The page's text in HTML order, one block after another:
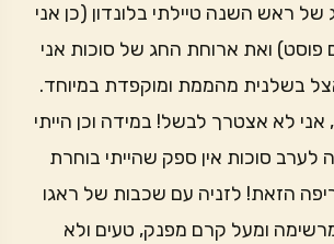
ראש השנה טיילתי בלונדון (כן אני
פוסט) ואת ארוחת החג של סוכות אני
בשלנית מהממת ומוקפדת במיוחד.
לא אצטרך לבשל! במידה וכן הייתי
לערב סוכות אין ספק שהייתי בוחרת
הזאת! לזניה עם שכבות של ראגו
ומעל קרם מפנק, טעים ולא